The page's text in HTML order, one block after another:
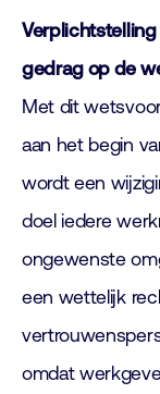
gedrag op de
Met dit
aan het begin
wordt een
doel iedere
ongewenste
een wettelijk
omdat